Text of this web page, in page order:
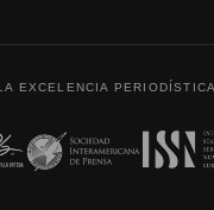
EXCELENCIA